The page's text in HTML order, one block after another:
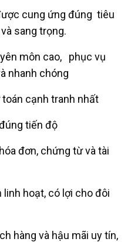
cung ứng đúng tiêu
sang trọng.
môn cao, phục vụ
nhanh chóng
toán cạnh tranh nhất
tiến độ
đơn, chứng từ và tài
hoạt, có lợi cho đôi
hàng và hậu mãi uy tín,